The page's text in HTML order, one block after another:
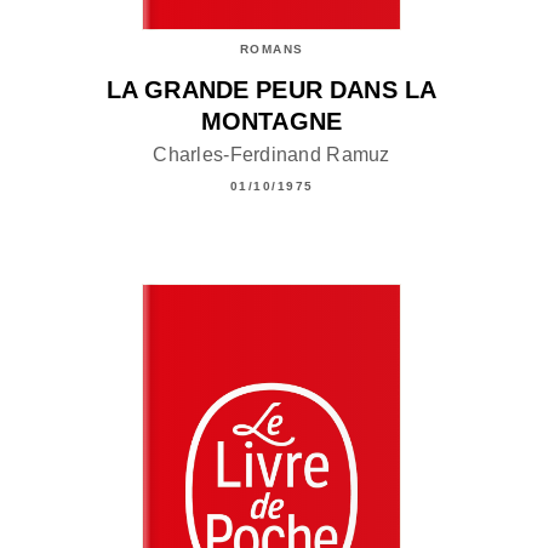
ROMANS
LA GRANDE PEUR DANS LA
MONTAGNE
Charles-Ferdinand Ramuz
01/10/1975